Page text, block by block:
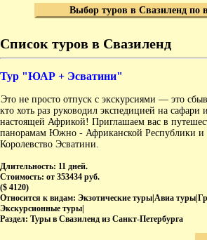
Выбор туров в Свазиленд по
Список туров в Свазиленд
Тур "ЮАР + Эсватини"
Это не просто отпуск с экскурсиями — это
кто хоть раз руководил экспедицией на сафари
настоящей Африкой! Приглашаем вас в
панорамам Южно - Африканской Республики и
Королевство Эсватини.
Длительность: 11 дней.
Стоимость: от 353434 руб.
($ 4120)
Относится к видам: Экзотические туры|Авиа
Экскурсионные туры|
Раздел: Туры в Свазиленд из Санкт-Петербурга